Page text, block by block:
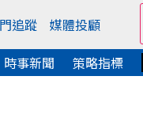
追蹤 媒體投顧
時事新聞 策略指標